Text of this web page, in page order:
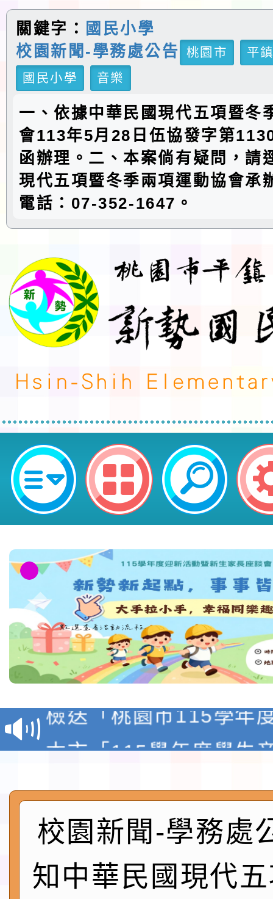
關鍵字：
國民小學
校園新聞-學務處公告
桃園市
平
國民小學
音樂
一、依據中華民國現代五項暨冬
會113年5月28日伍協發字第
函辦理。二、本案倘有疑問，請
現代五項暨冬季兩項運動協會承
電話：07-352-1647。
轉知中華民國現代五項暨冬季兩項
「113年第17屆全國中正盃冬季兩
運動錦標賽」競賽規程-桃園市平
本校115學年度第1學
第3次招考代課鐘點教
告(不再辦理後續甄選)
檢送「桃園市115學年
賽實施要點」1份
本市「115學年度學生
展演活動實施計畫」
請一案
社團法人中華民國畫廊
026 ART TAIPEI臺北
會」之「藝術教育日」
第2次招考代課鐘點教
115 年度兒童課後照顧
校園新聞-學務處
知中華民國現代